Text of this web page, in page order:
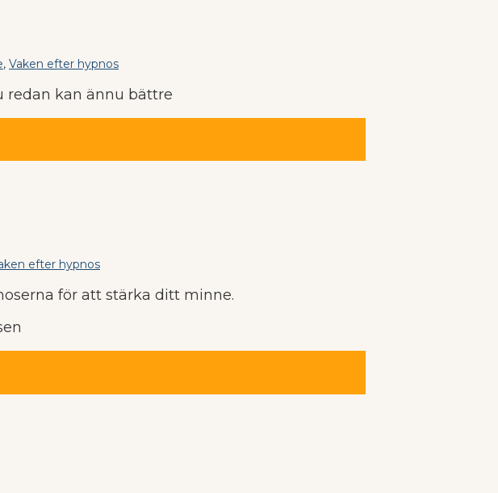
, Vaken efter hypnos
redan kan ännu bättre
efter hypnos
för att stärka ditt minne.